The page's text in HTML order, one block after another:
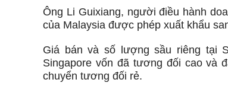
Ông Li Guixiang, người điều hành
của Malaysia được phép xuất khẩu
Giá bán và số lượng sầu riêng tại
Singapore vốn đã tương đối cao và
chuyển tương đối rẻ.